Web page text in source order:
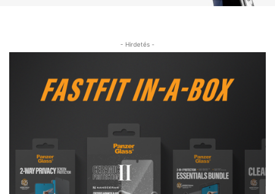
- Hirdetés -